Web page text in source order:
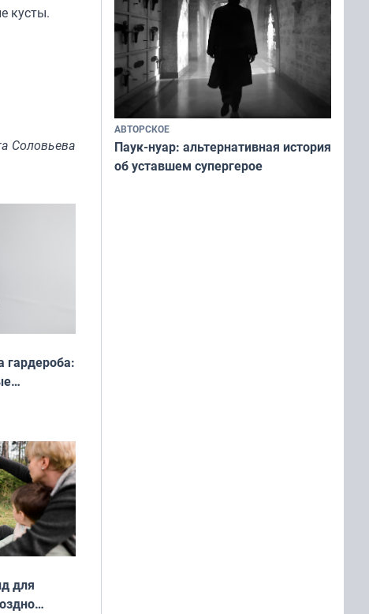
кусты.
Соловьева
гардероба:
сезон
для
АВТОРСКОЕ
Паук-нуар: альтернативная история
об уставшем супергерое